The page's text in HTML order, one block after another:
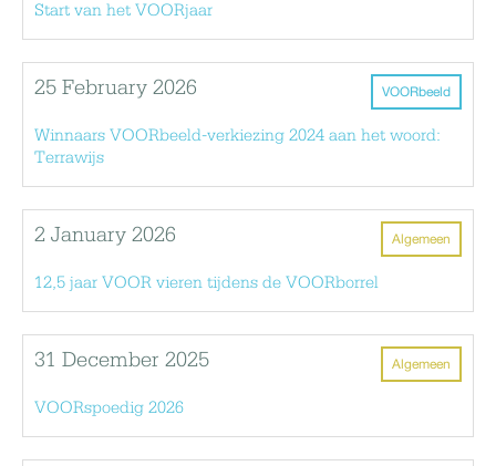
Start van het VOORjaar
VOORbeeld
25 February 2026
Winnaars VOORbeeld-verkiezing 2024 aan het woord:
Terrawijs
Algemeen
2 January 2026
12,5 jaar VOOR vieren tijdens de VOORborrel
Algemeen
31 December 2025
VOORspoedig 2026